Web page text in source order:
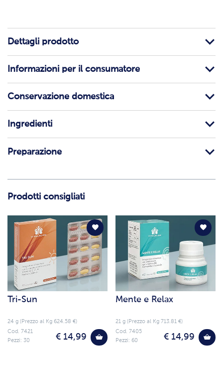
Dettagli prodotto
Informazioni per il consumatore
Conservazione domestica
Ingredienti
Preparazione
Prodotti consigliati
Tri-Sun
24 g (Prezzo al Kg 624.58 €)
€ 14,99
Cod. 7421
Pezzi: 30
Mente e Relax
21 g (Prezzo al Kg 713.81 €)
€ 14,99
Cod. 7405
Pezzi: 60